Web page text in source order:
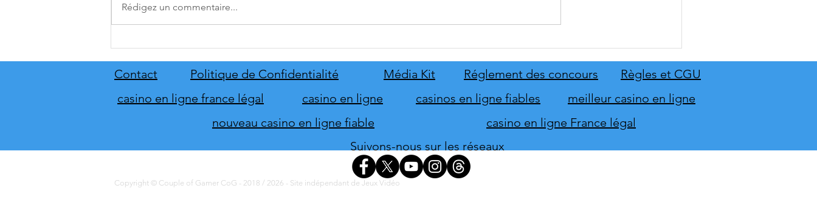
de son extension Homme
d'honneur
Rédigez un commentaire...
Contact Politique de Confidentialité Média Kit Règles et CGU
Réglement des concours
casino en ligne france légal
meilleur casino en ligne
casino en ligne
casinos en ligne fiables
nouveau casino en ligne fiable
casino en ligne France légal
Suivons-nous sur les réseaux
Copyright © Couple of Gamer CoG - 2018 / 2026 - Site indépendant de Jeux Vidéo